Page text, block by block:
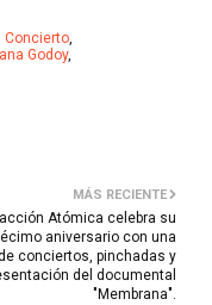
Concierto
Godoy
MÁS RECIENTE
Atómica celebra su
aniversario con una
conciertos, pinchadas y
del documental
"Membrana".